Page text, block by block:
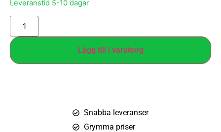
Leveranstid 5-10 dagar
Lägg till i varukorg
Snabba leveranser
Grymma priser